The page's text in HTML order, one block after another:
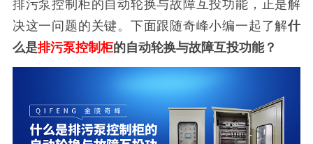
排污泵控制柜的自动轮换与故障互投功能，正是解
决这一问题的关键。下面跟随奇峰小编一起了解什
么是排污泵控制柜的自动轮换与故障互投功能？